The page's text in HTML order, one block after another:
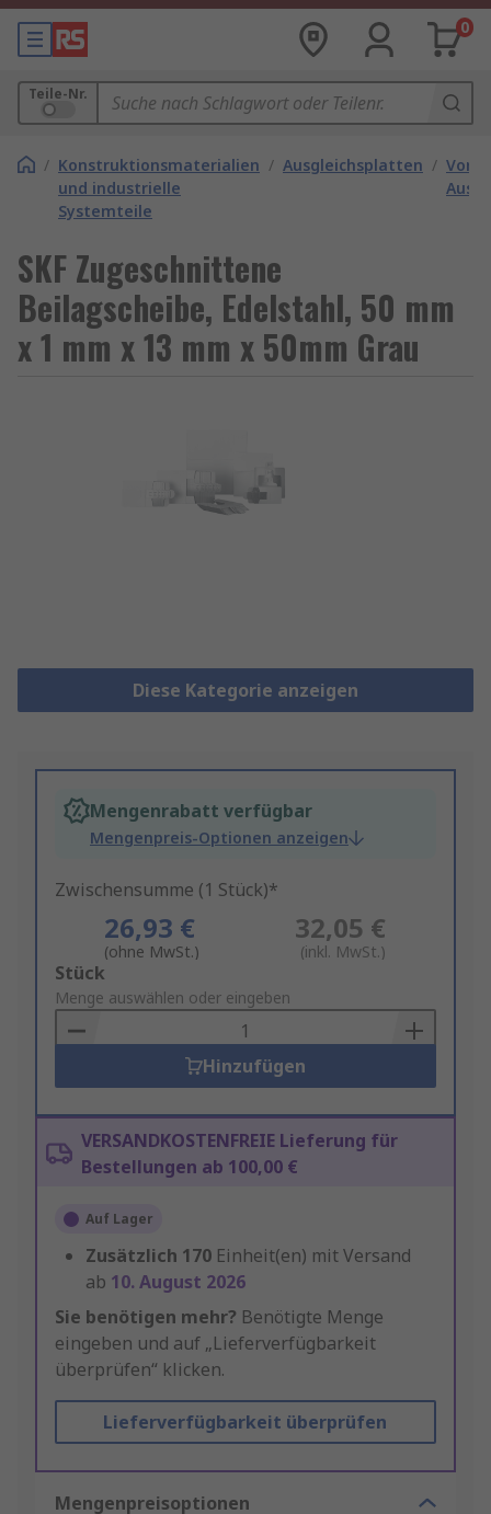
0
Teile-Nr.
/ Konstruktionsmaterialien
und industrielle
Systemteile
/ Ausgleichsplatten /
SKF Zugeschnittene
Beilagscheibe, Edelstahl, 50 mm
x 1 mm x 13 mm x 50mm Grau
Diese Kategorie anzeigen
Mengenrabatt verfügbar
Mengenpreis-Optionen anzeigen
Zwischensumme (1 Stück)*
26,93 €
(ohne MwSt.)
32,05 €
(inkl. MwSt.)
Add
to
Basket
Stück
Menge auswählen oder eingeben
Hinzufügen
VERSANDKOSTENFREIE Lieferung für
Bestellungen ab 100,00 €
Auf Lager
Zusätzlich 170 Einheit(en) mit Versand
ab 10. August 2026
Sie benötigen mehr? Benötigte Menge
eingeben und auf „Lieferverfügbarkeit
überprüfen“ klicken.
Lieferverfügbarkeit überprüfen
Mengenpreisoptionen